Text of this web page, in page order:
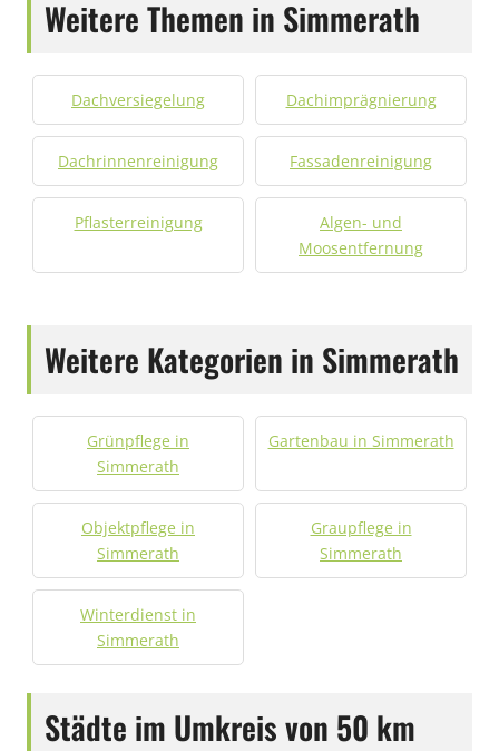
Weitere Themen in Simmerath
Dachversiegelung Dachimprägnierung
Dachrinnenreinigung Fassadenreinigung
Pflasterreinigung
Algen- und
Moosentfernung
Weitere Kategorien in Simmerath
Grünpflege in
Simmerath
Gartenbau in Simmerath
Objektpflege in
Simmerath
Graupflege in
Simmerath
Winterdienst in
Simmerath
Städte im Umkreis von 50 km